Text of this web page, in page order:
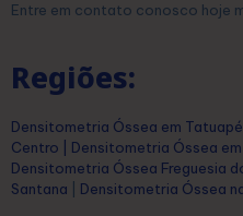
Entre em contato conosco hoje
Regiões:
Densitometria Óssea em Tatuapé
Centro
Densitometria Óssea
Densitometria Óssea Freguesia
Santana
Densitometria Óssea